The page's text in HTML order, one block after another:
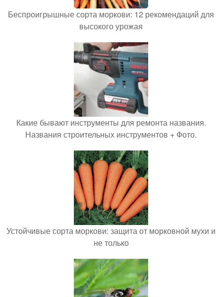
Беспроигрышные сорта моркови: 12 рекомендаций для
высокого урожая
Какие бывают инструменты для ремонта названия.
Названия строительных инструментов + Фото.
Устойчивые сорта моркови: защита от морковной мухи и
не только